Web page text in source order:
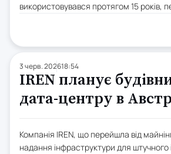
використовувався протягом 15 років,
3 черв. 202618:54
IREN планує
дата-центру в
Компанія IREN, що перейшла від
надання інфраструктури для штучного